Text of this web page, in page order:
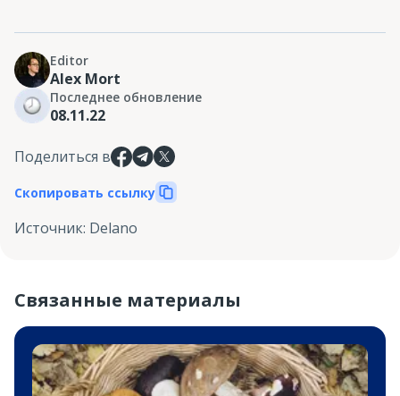
Editor
Alex Mort
Последнее обновление
08.11.22
Поделиться в
Скопировать ссылку
Источник: Delano
Связанные материалы